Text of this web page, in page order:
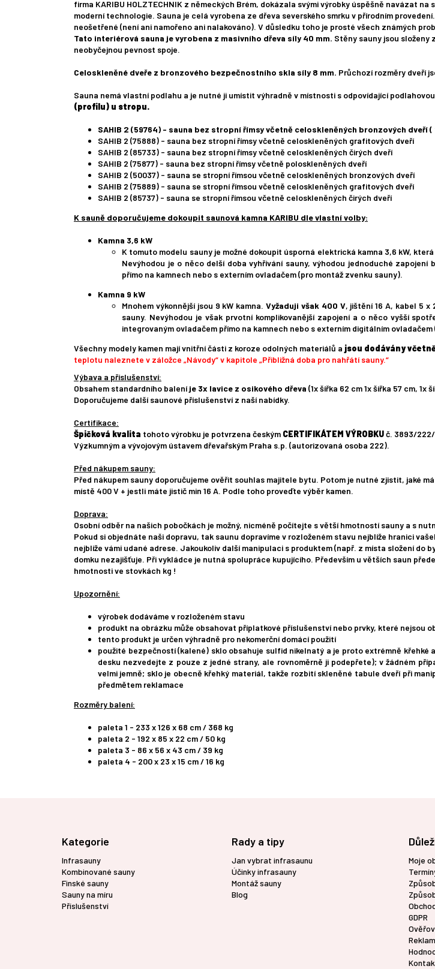
firma KARIBU HOLZTECHNIK z německých Brém, dokázala svými výrobky úspěšně navázat
moderní technologie. Sauna je celá vyrobena ze dřeva severského smrku v přírodním
neošetřené (není ani namořeno ani nalakováno). V důsledku toho je prosté všech známých
Tato interiérová sauna je vyrobena z masivního dřeva síly 40 mm. Stěny sauny jsou složeny
neobyčejnou pevnost spoje.
Celoskleněné dveře z bronzového bezpečnostního skla síly 8 mm. Průchozí rozměry dveří
Sauna nemá vlastní podlahu a je nutné ji umístit výhradně v místnosti s odpovídající
(profilu) u stropu.
SAHIB 2 (59764) - sauna bez stropní římsy včetně celoskleněných bronzových dveří
SAHIB 2 (75888) - sauna bez stropní římsy včetně celoskleněných grafitových dveří
SAHIB 2 (85733) - sauna bez stropní římsy včetně celoskleněných čirých dveří
SAHIB 2 (75877) - sauna bez stropní římsy včetně poloskleněných dveří
SAHIB 2 (50037) - sauna se stropní římsou včetně celoskleněných bronzových dveří
SAHIB 2 (75889) - sauna se stropní římsou včetně celoskleněných grafitových dveří
SAHIB 2 (85737) - sauna se stropní římsou včetně celoskleněných čirých dveří
K sauně doporučujeme dokoupit saunová kamna KARIBU dle vlastní volby:
Kamna 3,6 kW
K tomuto modelu sauny je možné dokoupit úsporná elektrická kamna 3,6 kW,
Nevýhodou je o něco delší doba vyhřívání sauny, výhodou jednoduché
přímo na kamnech nebo s externím ovladačem (pro montáž zvenku sauny).
Kamna 9 kW
Mnohem výkonnější jsou 9 kW kamna.Vyžaduji však 400 V, jištění 16 A, kabel 5 x
sauny. Nevýhodou je však prvotní komplikovanější zapojení a o něco vyšší
integrovaným ovladačem přímo na kamnech nebo s externím digitálním
Všechny modely kamen mají vnitřní části z koroze odolných materiálů a jsou dodávány
teplotu naleznete v záložce „Návody“ v kapitole „Přibližná doba pro nahřátí sauny.“
Výbava a příslušenství:
Obsahem standardního balení je 3x lavice z osikového dřeva (1x šířka 62 cm 1x šířka 57 cm, 1x
Doporučujeme další saunové příslušenství z naší nabídky.
Certifikace:
Špičková kvalita tohoto výrobku je potvrzena českým CERTIFIKÁTEM VÝROBKUč. 3893/
Výzkumným a vývojovým ústavem dřevařským Praha s.p. (autorizovaná osoba 222).
Před nákupem sauny:
Před nákupem sauny doporučujeme ověřit souhlas majitele bytu. Potom je nutné zjistit, jaké
místě 400 V + jestli máte jistič min 16 A. Podle toho proveďte výběr kamen.
Doprava:
Osobní odběr na našich pobočkách je možný, nicméně počítejte s větší hmotností sauny a s
Pokud si objednáte naši dopravu, tak saunu dopravíme v rozloženém stavu nejblíže hranici
nejblíže vámi udané adrese. Jakoukoliv další manipulaci s produktem (např. z místa složení
domku nezajišťuje. Při vykládce je nutná spolupráce kupujícího. Především u větších saun
hmotnosti ve stovkách kg !
Upozornění:
výrobek dodáváme v rozloženém stavu
produkt na obrázku může obsahovat příplatkové příslušenství nebo prvky, které nejsou
tento produkt je určen výhradně pro nekomerční domácí použití
použité bezpečností (kalené) sklo obsahuje sulfid nikelnatý a je proto extrémně
desku nezvedejte z pouze z jedné strany, ale rovnoměrně ji podepřete); v žádném
velmi jemně; sklo je obecně křehký materiál, takže rozbití skleněné tabule dveří při
předmětem reklamace
Rozměry balení:
paleta 1 - 233 x 126 x 68 cm / 368 kg
paleta 2 - 192 x 85 x 22 cm / 50 kg
paleta 3 - 86 x 56 x 43 cm / 39 kg
paleta 4 - 200 x 23 x 15 cm / 16 kg
Kategorie
Infrasauny
Kombinované sauny
Finské sauny
Sauny na míru
Příslušenství
Rady a tipy
Jan vybrat infrasaunu
Účinky infrasauny
Montáž sauny
Blog
Moje
GDPR